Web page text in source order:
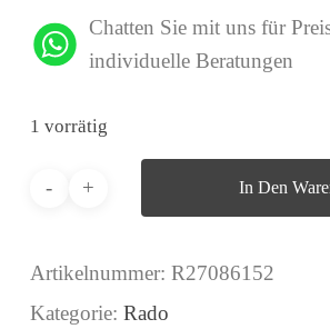
Chatten Sie mit uns für
individuelle Beratungen
1 vorrätig
In Den
Artikelnummer: R27086152
Kategorie: Rado